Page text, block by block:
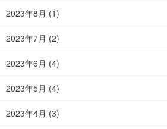
2023年8月 (1)
2023年7月 (2)
2023年6月 (4)
2023年5月 (4)
2023年4月 (3)